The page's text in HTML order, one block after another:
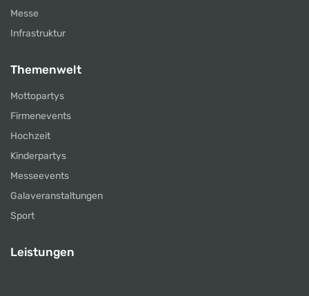
Messe
Infrastruktur
Themenwelt
Mottopartys
Firmenevents
Hochzeit
Kinderpartys
Messeevents
Galaveranstaltungen
Sport
Leistungen